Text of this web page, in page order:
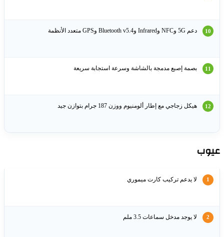
دعم 5G وNFC وInfrared وBluetooth v5.4 وGPS متعدد الأنظمة
بصمة إصبع مدمجة بالشاشة وسرعة استجابة سريعة
هيكل زجاجي مع إطار ألومنيوم ووزن 187 جرام بتوازن جيد
لا يدعم تركيب كارت ميموري
لا يوجد مدخل سماعات 3.5 ملم